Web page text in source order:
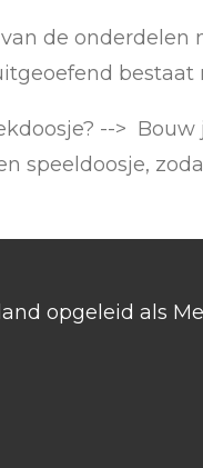
de onderdelen
bestaat
-->
speeldoosje,
opgeleid als